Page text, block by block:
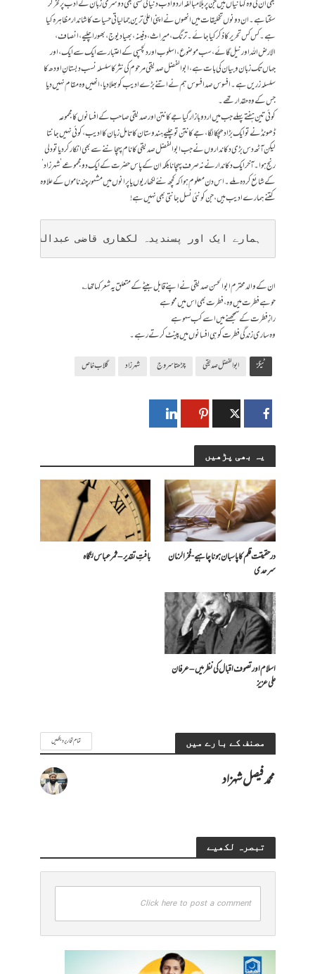
بھی ان کی وہ کہانیاں ہیں جن پر بلامبالغہ اردو ادب دنیا کی کسی بھی دوسری زبان کے ادب پر فخر کر
سکتا ہے۔ان دونوں تخلیقات میں انھوں نے اپنی اعلیٰ ترین جمالیاتی حسیات کاشاندار مظاہرہ کیا
ہے۔ کس کس تحریر کا ذکر کیا جائے۔ ترنگ، میراث، دفینہ، بھیا دیوج، بھورا چلیے، انصاف،
الارض اللہ اور نیل گائے، سب موضوع، اسلوب اور دلچسپی کے اعتبار سے ایک سے ایک، اور
جہاں تک زبان وبیان کی بات ہے، ابوالفضل صدیقی مرحوم کی نثر کا سلسلہ نسب دبستانِ اودھ کا
سلسلہ زریں ہے۔ افسوس صد افسوس ہم نے اتنے بڑے ادیب کو بھلا دیا، انھیں وہ مقام نہیں دیا
جس کے وہ حقدار تھے۔
کوئی تین ہفتے پہلے جب میں اردو بازار گیا جے کانتن اور صدیقی صاحب کے افسانوں کا مجموعہ
ڈھونڈنے تو ایک بڑا دھچکا لگا، جے کانتن تو چلیے ہندوستان کا تامل زبان کا ادیب، کوئی نہیں جانتا
لیکن آٹھ دس بڑی دکانداروں نے جب ابوالفضل صدیقی کا نام پہچاننے سے بھی انکار کر دیا تو دلی
رنج ہوا۔ آخر ایک دکاندار نے نہ صرف پہچانا بلکہ ان کے پاس حضرت کے ایک دو مجموعے’ شہرزاد ‘
کے شائع کردہ ملے۔ اس دن معلوم ہوا کہ کچھ نئے لکھاریوں یا پرانوں میں مشہورچند ناموں کے علاوہ
کتنے ہمارے ادیب ہیں، جن کو نئی نسل جانتی بھی نہیں ہے!
ہمارے ایک اور پسندیدہ لکھاری قاضی
ان کے والد محترم ابوالحسن صدیقی نے اپنے قابل بیٹے کے متعلق یہ شعر کہا تھا ؎
حو ہے فطرت میں وہ، فطرت بھی اس میں محو ہے
رازِ فطرت کے سمجھنے میں اسے کب سہو ہے
وہ ساری زندگی فطرت کو ہی افسانوں میں پینٹ کرتے رہے۔
ٹیگز ابوالفضل صدیقی چڑھتا سروج شہرزاد گلاب خاص
یہ بھی پڑھیں
درحقیقت قلم کا پاسبان ہونا چاہیے- فخرالزمان
سرحدی
بافتِ تقدیر – ثمر عباس لنگاہ
اسلام اور تصوف اقبال کی نظر میں – عرفان
علی عزیز
مصنف کے بارے میں تمام تحاریر دیکھیں
محمد فیصل شہزاد
تبصرہ لکھیے
Click here to post a comment